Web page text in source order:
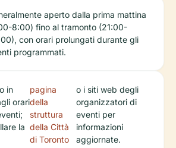
aperto dalla prima mattina
8:00) fino al tramonto (21:00-
con orari prolungati durante gli
programmati.
in
orari
la
pagina
della
struttura
della Città
di Toronto
o i siti web degli
organizzatori di
eventi per
informazioni
aggiornate.